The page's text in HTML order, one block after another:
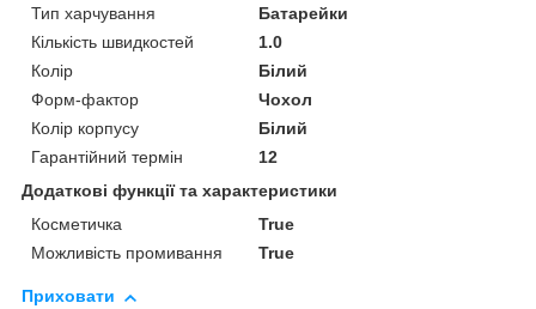
Тип харчування
Батарейки
Кількість швидкостей
1.0
Колір
Білий
Форм-фактор
Чохол
Колір корпусу
Білий
Гарантійний термін
12
Додаткові функції та характеристики
Косметичка
True
Можливість промивання
True
Приховати